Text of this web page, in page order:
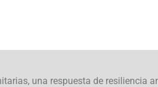
una respuesta de resiliencia